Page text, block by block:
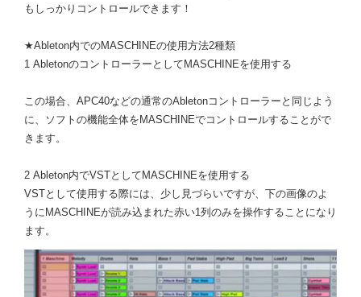
もしっかりコントロールできます！
★Ableton内でのMASCHINEの使用方法2種類
1 AbletonのコントローラーとしてMASCHINEを使用する
この場合、APC40などの通常のAbletonコントローラーと同じよう
に、ソフトの機能全体をMASCHINEでコントロールすることがで
きます。
2 Ableton内でVSTとしてMASCHINEを使用する
VSTとして使用する際には、少し見づらいですが、下の画像のよ
うにMASCHINEが読み込まれた赤い1列のみを操作することになり
ます。